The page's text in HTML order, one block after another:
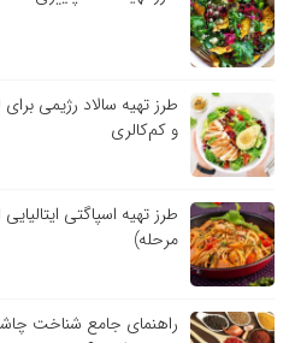
طرز تهیه سالاد رژیمی
و کم‌کالری
مرحله)
راهنمای جامع شناخت